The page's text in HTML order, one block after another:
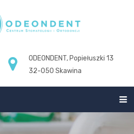
ODEONDENT, Popiełuszki 13
32-050 Skawina